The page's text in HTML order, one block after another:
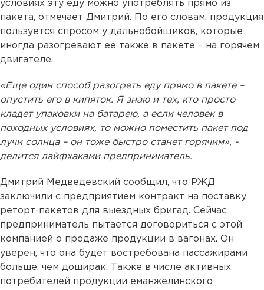
условиях эту еду можно употреблять прямо из
пакета, отмечает Дмитрий. По его словам, продукция
пользуется спросом у дальнобойщиков, которые
иногда разогревают ее также в пакете – на горячем
двигателе.
«Еще один способ разогреть еду прямо в пакете –
опустить его в кипяток. Я знаю и тех, кто просто
кладет упаковки на батарею, а если человек в
походных условиях, то можно поместить пакет под
лучи солнца – он тоже быстро станет горячим», -
делится лайфхаками предприниматель.
Дмитрий Медведевский сообщил, что РЖД
заключили с предприятием контракт на поставку
реторт-пакетов для выездных бригад. Сейчас
предприниматель пытается договориться с этой
компанией о продаже продукции в вагонах. Он
уверен, что она будет востребована пассажирами
больше, чем доширак. Также в числе активных
потребителей продукции еманжелинского